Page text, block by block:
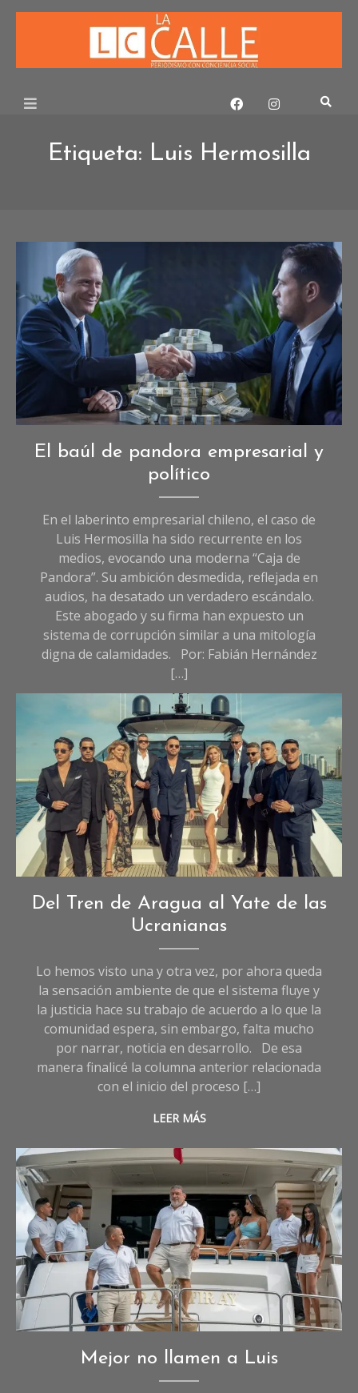
Skip
Etiqueta: Luis Hermosilla
Imagen creada con I.A
Opinión
El baúl de pandora empresarial y
político
En el laberinto empresarial chileno, el caso de
Luis Hermosilla ha sido recurrente en los
medios, evocando una moderna “Caja de
Pandora”. Su ambición desmedida, reflejada en
audios, ha desatado un verdadero escándalo.
Este abogado y su firma han expuesto un
sistema de corrupción similar a una mitología
digna de calamidades. Por: Fabián Hernández
[…]
LEER MÁS
Imagen creada con IA.
Opinión
Sociedad
Del Tren de Aragua al Yate de las
Ucranianas
Lo hemos visto una y otra vez, por ahora queda
la sensación ambiente de que el sistema fluye y
la justicia hace su trabajo de acuerdo a lo que la
comunidad espera, sin embargo, falta mucho
por narrar, noticia en desarrollo. De esa
manera finalicé la columna anterior relacionada
con el inicio del proceso […]
LEER MÁS
Imagen IA
Opinión ,
Sociedad
Mejor no llamen a Luis